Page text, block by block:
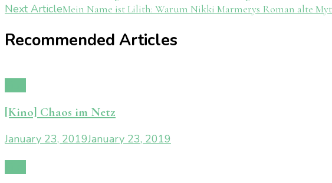
Navigation
Next ArticleMein Name ist Lilith: Warum Nikki Marmerys Roman alte
Recommended Articles
[Kino] Chaos im Netz
January 23, 2019January 23, 2019